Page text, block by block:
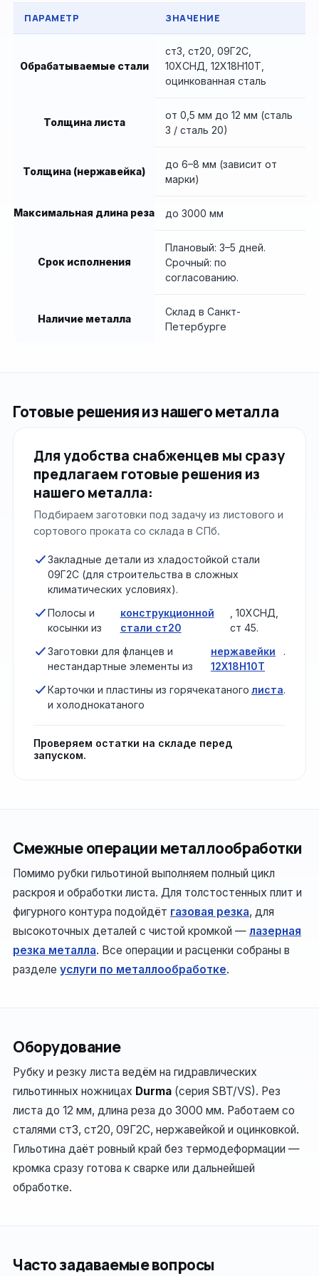
ПАРАМЕТР ЗНАЧЕНИЕ
Обрабатываемые стали
ст3, ст20, 09Г2С,
10ХСНД, 12Х18Н10Т,
оцинкованная сталь
Толщина листа
от 0,5 мм до 12 мм (сталь
3 / сталь 20)
Толщина (нержавейка)
до 6–8 мм (зависит от
марки)
Максимальная длина реза до 3000 мм
Срок исполнения
Плановый: 3–5 дней.
Срочный: по
согласованию.
Наличие металла
Склад в Санкт-
Петербурге
Готовые решения из нашего металла
Для удобства снабженцев мы сразу
предлагаем готовые решения из
нашего металла:
Подбираем заготовки под задачу из листового и
сортового проката со склада в СПб.
Закладные детали из хладостойкой стали
09Г2С (для строительства в сложных
климатических условиях).
Полосы и
косынки из
конструкционной
стали ст20
, 10ХСНД,
ст 45.
Заготовки для фланцев и
нестандартные элементы из
нержавейки
12Х18Н10Т
.
Карточки и пластины из горячекатаного
и холоднокатаного
листа.
Проверяем остатки на складе перед
запуском.
Смежные операции металлообработки
Помимо рубки гильотиной выполняем полный цикл
раскроя и обработки листа. Для толстостенных плит и
фигурного контура подойдёт газовая резка, для
высокоточных деталей с чистой кромкой — лазерная
резка металла. Все операции и расценки собраны в
разделе услуги по металлообработке.
Оборудование
Рубку и резку листа ведём на гидравлических
гильотинных ножницах Durma (серия SBT/VS). Рез
листа до 12 мм, длина реза до 3000 мм. Работаем со
сталями ст3, ст20, 09Г2С, нержавейкой и оцинковкой.
Гильотина даёт ровный край без термодеформации —
кромка сразу готова к сварке или дальнейшей
обработке.
Часто задаваемые вопросы